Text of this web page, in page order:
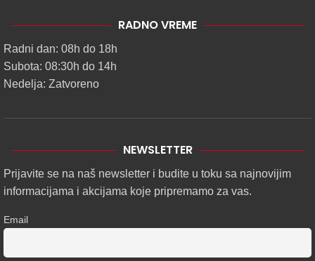
RADNO VREME
Radni dan: 08h do 18h
Subota: 08:30h do 14h
Nedelja: Zatvoreno
NEWSLETTER
Prijavite se na naš newsletter i budite u toku sa najnovijim
informacijama i akcijama koje pripremamo za vas.
Email